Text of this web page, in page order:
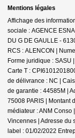
Mentions légales
Affichage des
sociale : AGENCE
DU G DE GAULLE -
RCS : ALENCON |
Forme juridique : SASU
Carte T :
de délivrance : NC |
de garantie : 44585M |
75008 PARIS | Montant
médiateur : ANM Conso
Vincennes | Adresse du
label : 01/02/2022